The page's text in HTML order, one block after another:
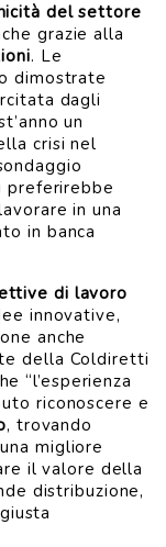
del settore
grazie alla
. Le
dimostrate
dagli
un
crisi nel
preferirebbe
in una
in banca
di lavoro
innovative,
anche
della Coldiretti
“l’esperienza
riconoscere e
, trovando
migliore
il valore della
distribuzione,